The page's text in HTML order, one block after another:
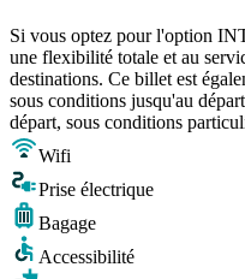
Si vous optez pour l'option
une flexibilité totale et au
destinations. Ce billet est
sous conditions jusqu'au
départ, sous conditions
Wifi
Prise électrique
Bagage
Accessibilité